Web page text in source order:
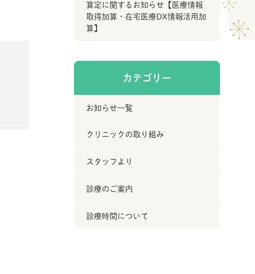
算定に関するお知らせ【医療情報
取得加算・在宅医療DX情報活用加
算】
カテゴリー
お知らせ一覧
クリニックの取り組み
スタッフより
診療のご案内
診療時間について